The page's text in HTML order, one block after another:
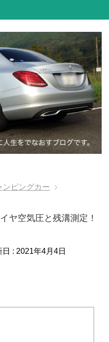
ピングカー
ヤ空気圧と残溝測定！
日 : 2021年4月4日